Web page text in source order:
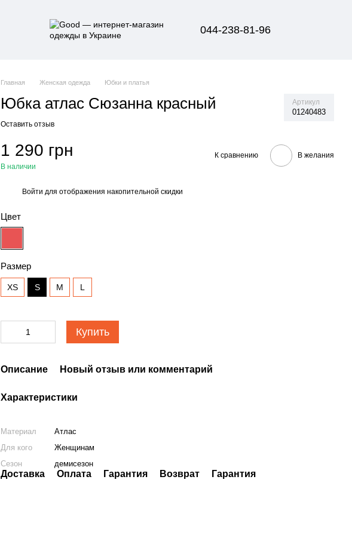
044-238-81-96
Главная Женская одежда Юбки и платья
Юбка атлас Сюзанна красный Артикул
01240483
Оставить отзыв
1 290 грн
В наличии
К сравнению В желания
Войти для отображения накопительной скидки
Цвет
Размер
XS S M L
Купить
Описание Новый отзыв или комментарий
Характеристики
Материал
Атлас
Для кого
Женщинам
Сезон
демисезон
Доставка Оплата Гарантия Возврат Гарантия